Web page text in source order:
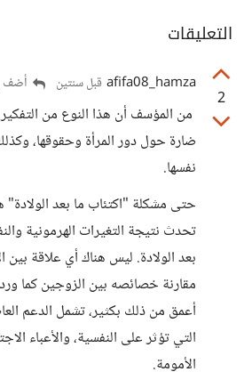
التعليقات
2
afifa08_hamza قبل سنتين أضف
من المؤسف أن هذا النوع من
ضارة حول دور المرأة وحقوقها،
نفسها.
حتى مشكلة "اكتئاب ما بعد
تحدث نتيجة التغيرات الهرمونية
بعد الولادة. ليس هناك أي علاقة بين
مقارنة خصائصه بين الزوجين كما
أعمق من ذلك بكثير، تشمل الدعم
التي تؤثر على النفسية، والأعباء
الأمومة.